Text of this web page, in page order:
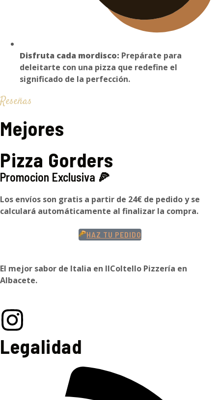
Disfruta cada mordisco: Prepárate para
deleitarte con una pizza que redefine el
significado de la perfección.
Reseñas
Mejores
Pizza Gorders
Promocion Exclusiva 🍕
Los envíos son gratis a partir de 24€ de pedido y se
calculará automáticamente al finalizar la compra.
HAZ TU PEDIDO
El mejor sabor de Italia en IlColtello Pizzería en
Albacete.
Legalidad